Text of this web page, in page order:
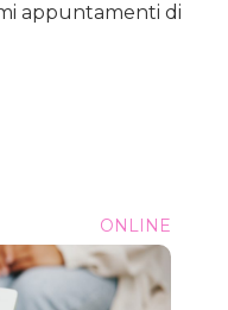
appuntamenti di
in Pillole ONLINE